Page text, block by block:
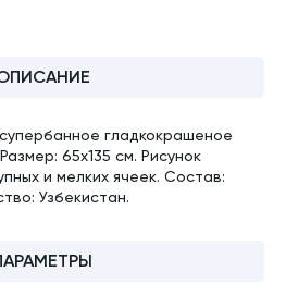
гладкокрашеное
65х135 см. Рисунок
и мелких ячеек. Состав:
Узбекистан.